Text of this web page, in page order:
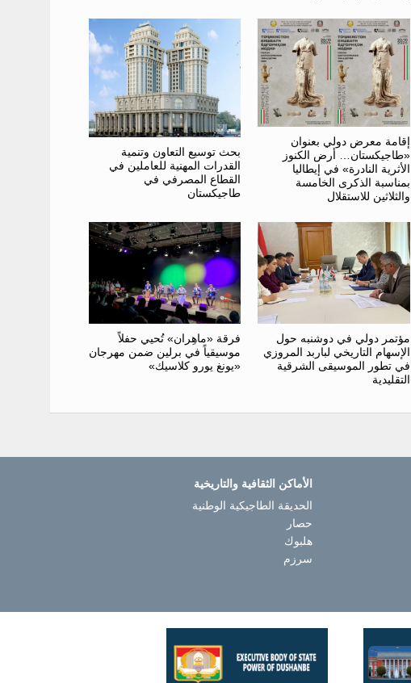
إقامة معرض دولي بعنوان
«طاجيكستان… أرض الكنوز
الأثرية النادرة» في إيطاليا
بمناسبة الذكرى الخامسة
والثلاثين للاستقلال
بحث توسيع التعاون وتنمية
القدرات المهنية للعاملين في
القطاع المصرفي في
طاجيكستان
مؤتمر دولي في دوشنبه حول
الإسهام التاريخي لباربد المروزي
في تطور الموسيقى الشرقية
التقليدية
فرقة «ماهِران» تُحيي حفلاً
موسيقياً في برلين ضمن مهرجان
«يونغ يورو كلاسيك»
الأماكن الثقافية والتاريخية
الحديقة الطاجيكية الوطنية
حصار
هلبوك
سرزم